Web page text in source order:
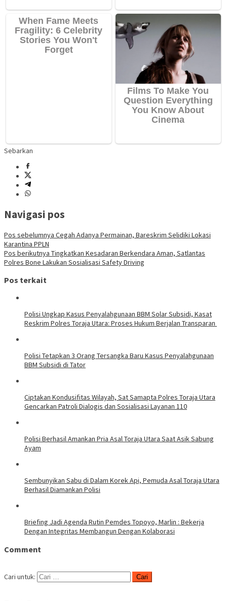
Sebarkan
Navigasi pos
Pos sebelumnya Cegah Adanya Permainan, Bareskrim Selidiki Lokasi
Karantina PPLN
Pos berikutnya Tingkatkan Kesadaran Berkendara Aman, Satlantas
Polres Bone Lakukan Sosialisasi Safety Driving
Pos terkait
Polisi Ungkap Kasus Penyalahgunaan BBM Solar Subsidi, Kasat
Reskrim Polres Toraja Utara: Proses Hukum Berjalan Transparan
Polisi Tetapkan 3 Orang Tersangka Baru Kasus Penyalahgunaan
BBM Subsidi di Tator
Ciptakan Kondusifitas Wilayah, Sat Samapta Polres Toraja Utara
Gencarkan Patroli Dialogis dan Sosialisasi Layanan 110
Polisi Berhasil Amankan Pria Asal Toraja Utara Saat Asik Sabung
Ayam
Sembunyikan Sabu di Dalam Korek Api, Pemuda Asal Toraja Utara
Berhasil Diamankan Polisi
Briefing Jadi Agenda Rutin Pemdes Topoyo, Marlin : Bekerja
Dengan Integritas Membangun Dengan Kolaborasi
Comment
Cari untuk: